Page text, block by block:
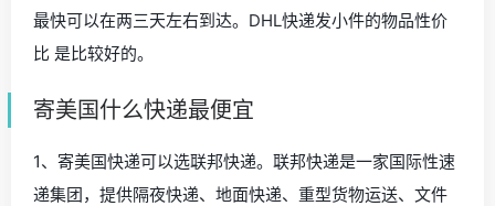
最快可以在两三天左右到达。DHL快递发小件的物品性价
比 是比较好的。
寄美国什么快递最便宜
1、寄美国快递可以选联邦快递。联邦快递是一家国际性速
递集团，提供隔夜快递、地面快递、重型货物运送、文件